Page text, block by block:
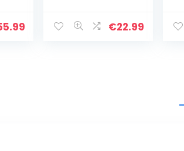
universeel €22.99